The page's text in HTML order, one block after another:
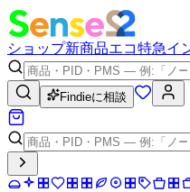
ショップ新商品エコ特急イ
Findieに相談